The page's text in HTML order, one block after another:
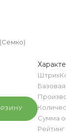
Сумма
Рейтинг